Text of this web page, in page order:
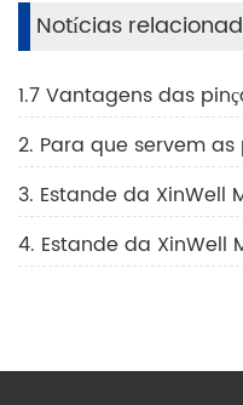
Notícias
1.7 Vantagens das
3. Estande da XinWell
4. Estande da XinWell